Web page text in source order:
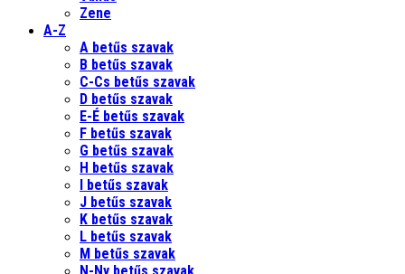
Zene
A-Z
A betűs szavak
B betűs szavak
C-Cs betűs szavak
D betűs szavak
E-É betűs szavak
F betűs szavak
G betűs szavak
H betűs szavak
I betűs szavak
J betűs szavak
K betűs szavak
L betűs szavak
M betűs szavak